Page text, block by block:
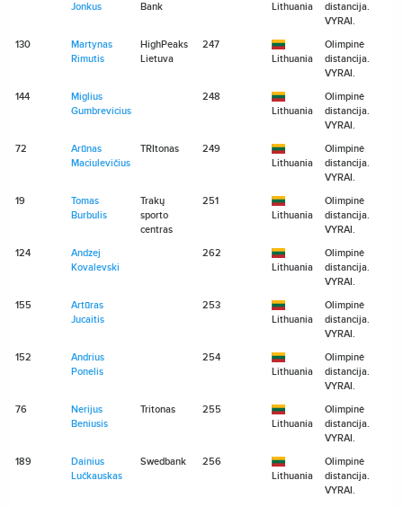
Jonkus
Bank
Lithuania
distancija.
VYRAI.
130
Martynas
Rimutis
HighPeaks
Lietuva
247
Lithuania
Olimpinė
distancija.
VYRAI.
144
Miglius
Gumbrevicius
248
Lithuania
Olimpinė
distancija.
VYRAI.
72
Arūnas
Maciulevičius
TRItonas
249
Lithuania
Olimpinė
distancija.
VYRAI.
19
Tomas
Burbulis
Trakų
sporto
centras
251
Lithuania
Olimpinė
distancija.
VYRAI.
124
Andzej
Kovalevski
262
Lithuania
Olimpinė
distancija.
VYRAI.
155
Artūras
Jucaitis
253
Lithuania
Olimpinė
distancija.
VYRAI.
152
Andrius
Ponelis
254
Lithuania
Olimpinė
distancija.
VYRAI.
76
Nerijus
Beniusis
Tritonas
255
Lithuania
Olimpinė
distancija.
VYRAI.
189
Dainius
Lučkauskas
Swedbank
256
Lithuania
Olimpinė
distancija.
VYRAI.